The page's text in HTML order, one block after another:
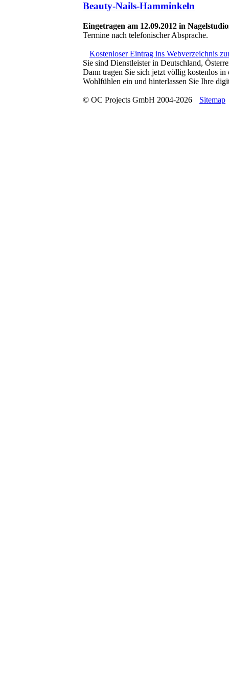
Beauty-Nails-Hamminkeln
Eingetragen am 12.09.2012 in
Termine nach telefonischer Absprache.
Kostenloser Eintrag ins Webverzeichnis
Sie sind Dienstleister in Deutschland,
Dann tragen Sie sich jetzt völlig kostenlos in
Wohlfühlen ein und hinterlassen Sie Ihre
© OC Projects GmbH 2004-2026 Sitemap